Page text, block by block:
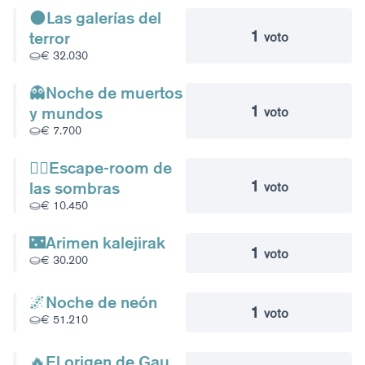
🌑Las galerías del
terror
€ 32.030
1 voto
👻Noche de muertos
y mundos
€ 7.700
1 voto
🧟‍♀️Escape-room de
las sombras
€ 10.450
1 voto
🌃Arimen kalejirak
€ 30.200 1 voto
🌌Noche de neón
€ 51.210 1 voto